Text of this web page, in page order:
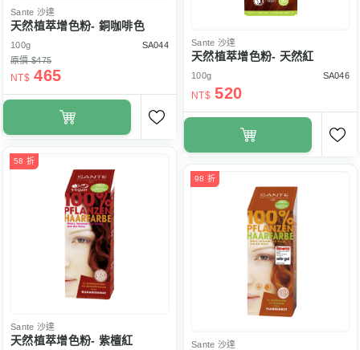
Sante 沙達
天然植萃增色粉- 銅咖啡色
100g
SA044
原價 $475
NT$ 465
Sante 沙達
天然植萃增色粉- 天然紅
100g SA046
NT$ 520
58 折
Sante 沙達
天然植萃增色粉- 紫檀紅
98 折
Sante 沙達